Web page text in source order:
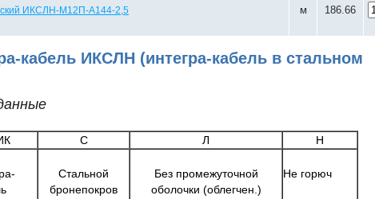
ИКСЛН-М12П-А144-2,5 м 186.66
кабель ИКСЛН (интегра-кабель в стальном
С Л Н
Стальной
бронепокров
Без промежуточной
оболочки (облегчен.)
Не горюч